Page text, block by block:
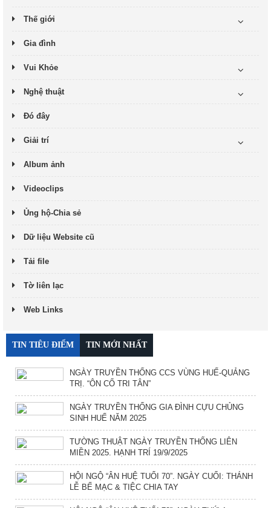
Thế giới
Gia đình
Vui Khỏe
Nghệ thuật
Đó đây
Giải trí
Album ảnh
Videoclips
Ủng hộ-Chia sẻ
Dữ liệu Website cũ
Tải file
Tờ liên lạc
Web Links
TIN TIÊU ĐIỂM TIN MỚI NHẤT
NGÀY TRUYỀN THỐNG CCS VÙNG HUẾ-QUẢNG
TRỊ. “ÔN CỐ TRI TÂN”
NGÀY TRUYỀN THỐNG GIA ĐÌNH CỰU CHỦNG
SINH HUẾ NĂM 2025
TƯỜNG THUẬT NGÀY TRUYỀN THỐNG LIÊN
MIỀN 2025. HẠNH TRÍ 19/9/2025
HỘI NGỘ “ÂN HUỆ TUỔI 70”. NGÀY CUỐI: THÁNH
LỄ BẾ MẠC & TIỆC CHIA TAY